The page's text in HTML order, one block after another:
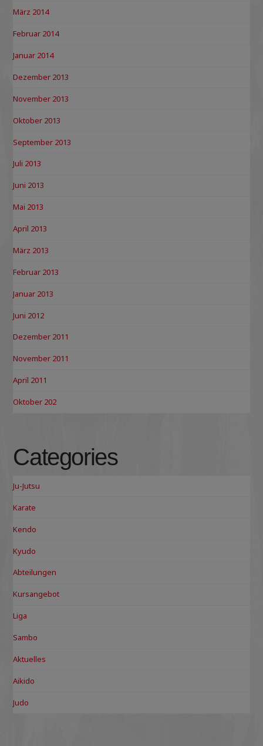
März 2014
Februar 2014
Januar 2014
Dezember 2013
November 2013
Oktober 2013
September 2013
Juli 2013
Juni 2013
Mai 2013
April 2013
März 2013
Februar 2013
Januar 2013
Juni 2012
Dezember 2011
November 2011
April 2011
Oktober 202
Categories
Ju-Jutsu
Karate
Kendo
Kyudo
Abteilungen
Kursangebot
Liga
Sambo
Aktuelles
Aikido
Judo